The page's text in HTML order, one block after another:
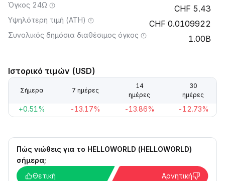
Όγκος 24Ω 5.43
Υψηλότερη τιμή (ATH) 0.0109922
Συνολικός δημόσια διαθέσιμος όγκος 1.00B
Ιστορικό τιμών (USD)
Σήμερα 7 ημέρες
14
ημέρες
30
ημέρες
+0.51% -13.17% -13.86% -12.73%
Πώς νιώθεις για το HELLOWORLD (HELLOWORLD)
σήμερα;
Θετική
Αρνητική